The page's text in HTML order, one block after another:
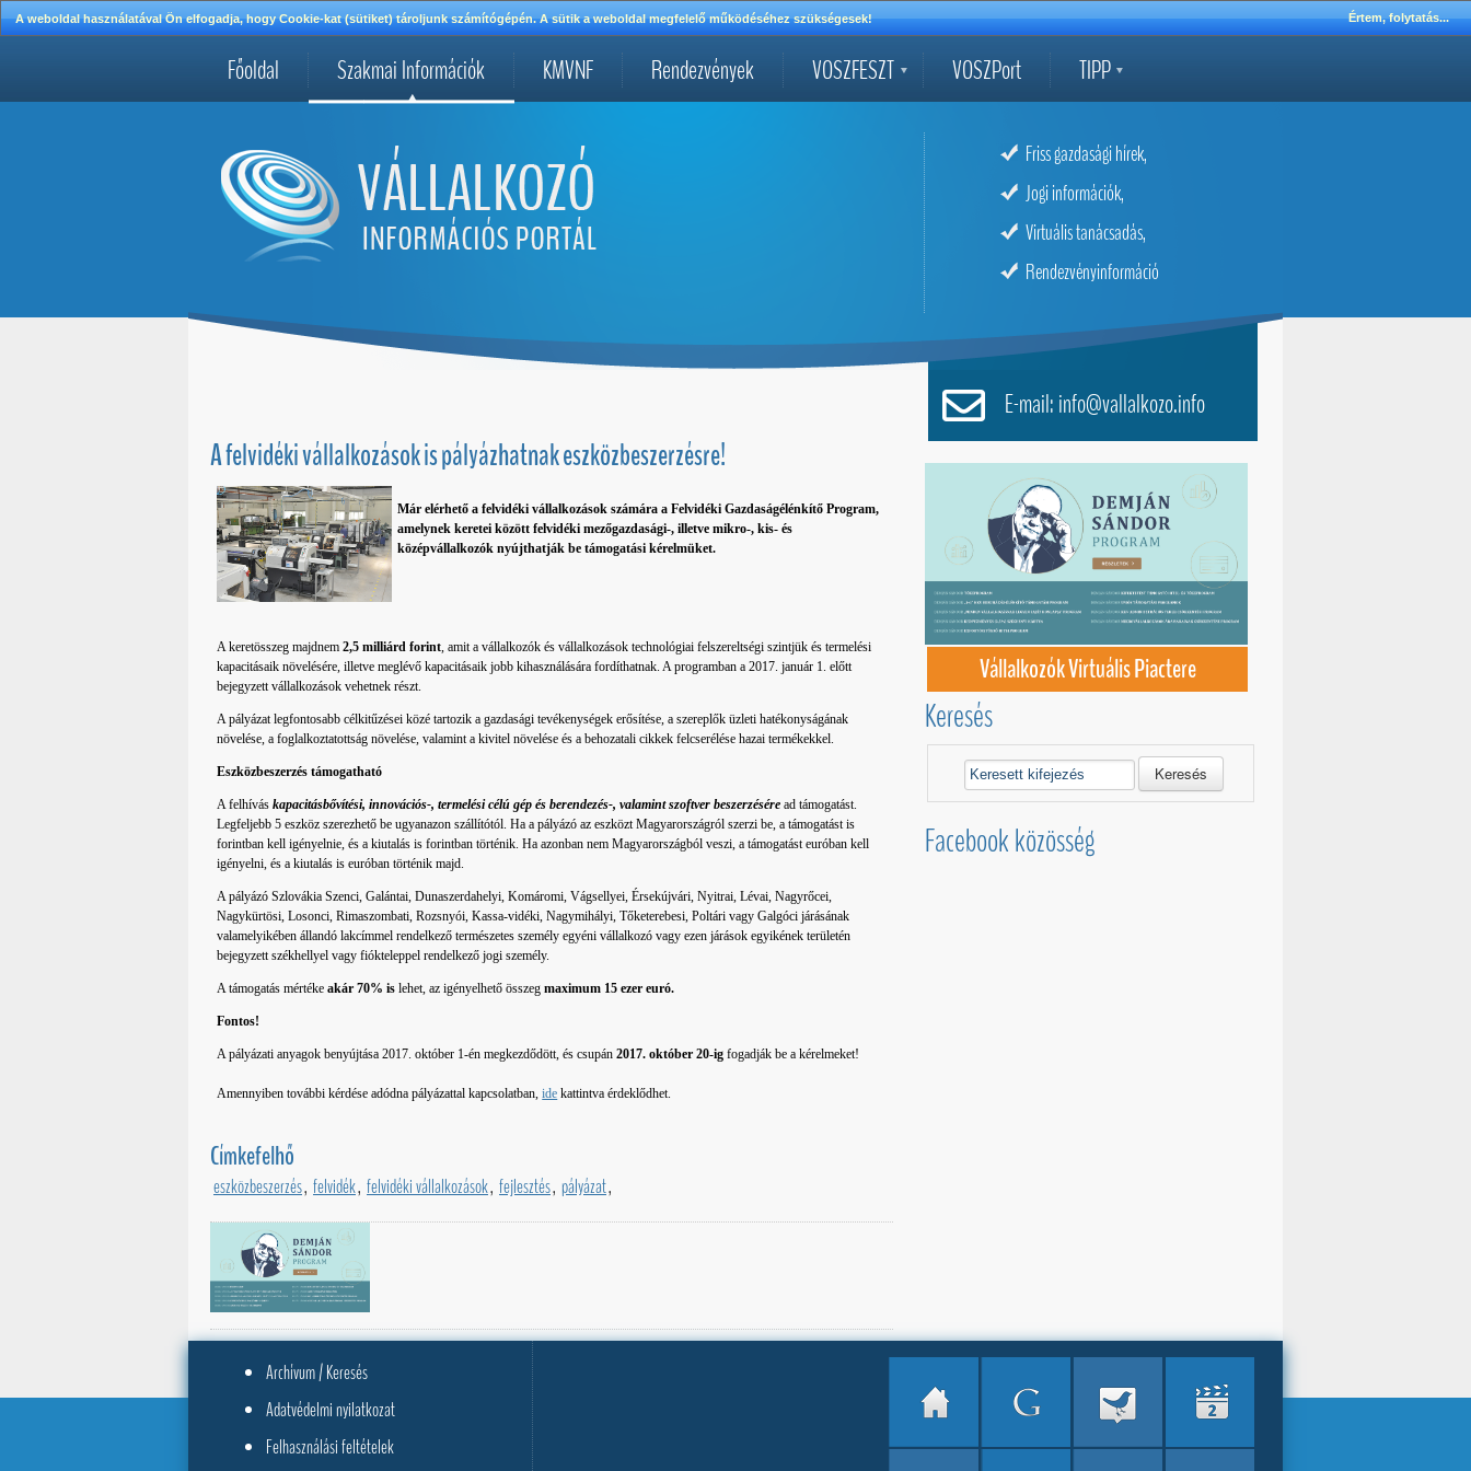
A weboldal használatával Ön elfogadja, hogy Cookie-kat (sütiket) tároljunk számítógépén. A sütik a weboldal megfelelő működéséhez szükségesek! Értem, folytatás...
Főoldal Szakmai Információk KMVNF Rendezvények VOSZFESZT VOSZPort TIPP
Friss gazdasági hírek,
Jogi információk,
Virtuális tanácsadás,
Rendezvényinformáció
A felvidéki vállalkozások is pályázhatnak eszközbeszerzésre!
Már elérhető a felvidéki vállalkozások számára a Felvidéki Gazdaságélénkítő Program,
amelynek keretei között felvidéki mezőgazdasági-, illetve mikro-, kis- és
középvállalkozók nyújthatják be támogatási kérelmüket.
A keretösszeg majdnem2,5 milliárd forint, amit a vállalkozók és vállalkozások technológiai felszereltségi szintjük és termelési
kapacitásaik növelésére, illetve meglévő kapacitásaik jobb kihasználására fordíthatnak. A programban a 2017. január 1. előtt
bejegyzett vállalkozások vehetnek részt.
A pályázat legfontosabb célkitűzései közé tartozik a gazdasági tevékenységek erősítése, a szereplők üzleti hatékonyságának
növelése, a foglalkoztatottság növelése, valamint a kivitel növelése és a behozatali cikkek felcserélése hazai termékekkel.
Eszközbeszerzés támogatható
A felhíváskapacitásbővítési, innovációs-, termelési célú gép és berendezés-, valamint szoftver beszerzésére ad támogatást.
Legfeljebb 5 eszköz szerezhető be ugyanazon szállítótól. Ha a pályázó az eszközt Magyarországról szerzi be, a támogatást is
forintban kell igényelnie, és a kiutalás is forintban történik. Ha azonban nem Magyarországból veszi, a támogatást euróban kell
igényelni, és a kiutalás is euróban történik majd.
A pályázó Szlovákia Szenci, Galántai, Dunaszerdahelyi, Komáromi, Vágsellyei, Érsekújvári, Nyitrai, Lévai, Nagyrőcei,
Nagykürtösi, Losonci, Rimaszombati, Rozsnyói, Kassa-vidéki, Nagymihályi, Tőketerebesi, Poltári vagy Galgóci járásának
valamelyikében állandó lakcímmel rendelkező természetes személy egyéni vállalkozó vagy ezen járások egyikének területén
bejegyzett székhellyel vagy fiókteleppel rendelkező jogi személy.
A támogatás mértékeakár 70% is lehet, az igényelhető összegmaximum 15 ezer euró.
Fontos!
A pályázati anyagok benyújtása 2017. október 1-én megkezdődött, és csupán2017. október 20-ig fogadják be a kérelmeket!
Amennyiben további kérdése adódna pályázattal kapcsolatban,ide kattintva érdeklődhet.
Címkefelhő
eszközbeszerzés, felvidék, felvidéki vállalkozások, fejlesztés, pályázat,
E-mail: info@vallalkozo.info
Vállalkozók Virtuális Piactere
Keresés
Keresés
Facebook közösség
Archívum / Keresés
Adatvédelmi nyilatkozat
Felhasználási feltételek